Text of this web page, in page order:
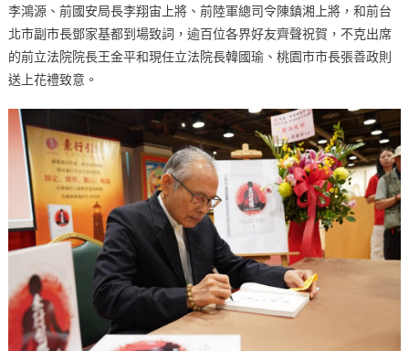
李鴻源、前國安局長李翔宙上將、前陸軍總司令陳鎮湘上將，和前台
北市副市長鄧家基都到場致詞，逾百位各界好友齊聲祝賀，不克出席
的前立法院院長王金平和現任立法院長韓國瑜、桃園市市長張善政則
送上花禮致意。